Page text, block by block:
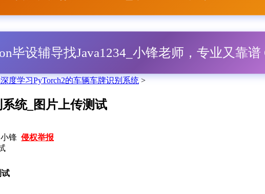
毕设辅导找Java1234_小锋老师，专业又靠谱
度学习PyTorch2的车辆车牌识别系统 >
统_图片上传测试
小锋 侵权举报
试